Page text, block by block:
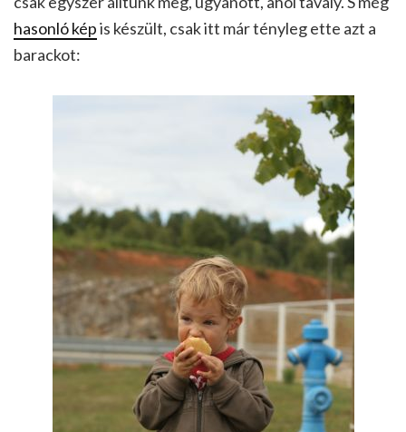
hasonló képis készült, csak itt már tényleg ette azt a
barackot: